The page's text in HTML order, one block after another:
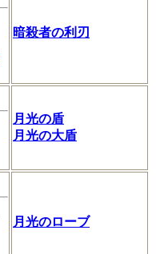
暗殺者の利刃
月光の盾
月光の大盾
月光のローブ